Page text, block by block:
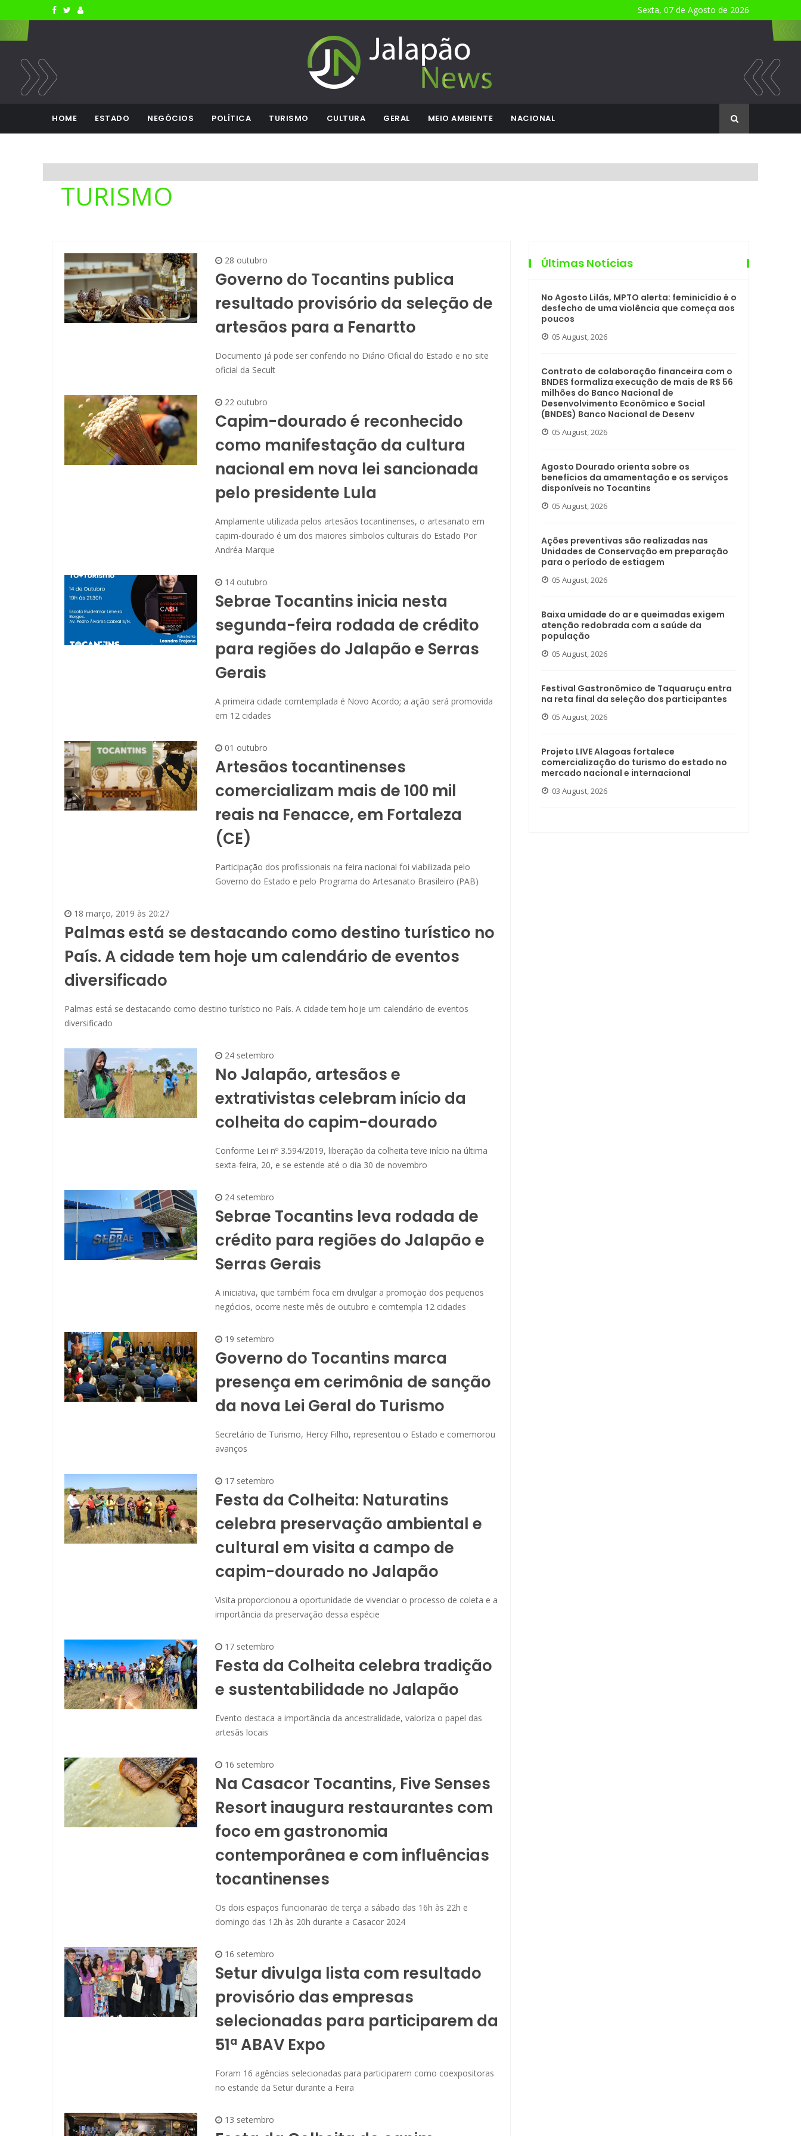
Sexta, 07 de Agosto de 2026
HOME ESTADO NEGÓCIOS POLÍTICA TURISMO CULTURA GERAL MEIO AMBIENTE NACIONAL
TURISMO
28 outubro
Governo do Tocantins publica
resultado provisório da seleção de
artesãos para a Fenartto
Documento já pode ser conferido no Diário Oficial do Estado e no site
oficial da Secult
22 outubro
Capim-dourado é reconhecido
como manifestação da cultura
nacional em nova lei sancionada
pelo presidente Lula
Amplamente utilizada pelos artesãos tocantinenses, o artesanato em
capim-dourado é um dos maiores símbolos culturais do Estado Por
Andréa Marque
14 outubro
Sebrae Tocantins inicia nesta
segunda-feira rodada de crédito
para regiões do Jalapão e Serras
Gerais
A primeira cidade comtemplada é Novo Acordo; a ação será promovida
em 12 cidades
01 outubro
Artesãos tocantinenses
comercializam mais de 100 mil
reais na Fenacce, em Fortaleza
(CE)
Participação dos profissionais na feira nacional foi viabilizada pelo
Governo do Estado e pelo Programa do Artesanato Brasileiro (PAB)
18 março, 2019 às 20:27
Palmas está se destacando como destino turístico no
País. A cidade tem hoje um calendário de eventos
diversificado
Palmas está se destacando como destino turístico no País. A cidade tem hoje um calendário de eventos
diversificado
24 setembro
No Jalapão, artesãos e
extrativistas celebram início da
colheita do capim-dourado
Conforme Lei nº 3.594/2019, liberação da colheita teve início na última
sexta-feira, 20, e se estende até o dia 30 de novembro
24 setembro
Sebrae Tocantins leva rodada de
crédito para regiões do Jalapão e
Serras Gerais
A iniciativa, que também foca em divulgar a promoção dos pequenos
negócios, ocorre neste mês de outubro e comtempla 12 cidades
19 setembro
Governo do Tocantins marca
presença em cerimônia de sanção
da nova Lei Geral do Turismo
Secretário de Turismo, Hercy Filho, representou o Estado e comemorou
avanços
17 setembro
Festa da Colheita: Naturatins
celebra preservação ambiental e
cultural em visita a campo de
capim-dourado no Jalapão
Visita proporcionou a oportunidade de vivenciar o processo de coleta e a
importância da preservação dessa espécie
17 setembro
Festa da Colheita celebra tradição
e sustentabilidade no Jalapão
Evento destaca a importância da ancestralidade, valoriza o papel das
artesãs locais
16 setembro
Na Casacor Tocantins, Five Senses
Resort inaugura restaurantes com
foco em gastronomia
contemporânea e com influências
tocantinenses
Os dois espaços funcionarão de terça a sábado das 16h às 22h e
domingo das 12h às 20h durante a Casacor 2024
16 setembro
Setur divulga lista com resultado
provisório das empresas
selecionadas para participarem da
51ª ABAV Expo
Foram 16 agências selecionadas para participarem como coexpositoras
no estande da Setur durante a Feira
13 setembro
Últimas Notícias
No Agosto Lilás, MPTO alerta: feminicídio é o
desfecho de uma violência que começa aos
poucos
05 August, 2026
Contrato de colaboração financeira com o
BNDES formaliza execução de mais de R$ 56
milhões do Banco Nacional de
Desenvolvimento Econômico e Social
(BNDES) Banco Nacional de Desenv
05 August, 2026
Agosto Dourado orienta sobre os
benefícios da amamentação e os serviços
disponíveis no Tocantins
05 August, 2026
Ações preventivas são realizadas nas
Unidades de Conservação em preparação
para o período de estiagem
05 August, 2026
Baixa umidade do ar e queimadas exigem
atenção redobrada com a saúde da
população
05 August, 2026
Festival Gastronômico de Taquaruçu entra
na reta final da seleção dos participantes
05 August, 2026
Projeto LIVE Alagoas fortalece
comercialização do turismo do estado no
mercado nacional e internacional
03 August, 2026